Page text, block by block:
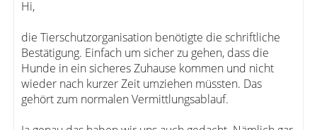
Hi,
die Tierschutzorganisation benötigte die schriftliche
Bestätigung. Einfach um sicher zu gehen, dass die
Hunde in ein sicheres Zuhause kommen und nicht
wieder nach kurzer Zeit umziehen müssten. Das
gehört zum normalen Vermittlungsablauf.